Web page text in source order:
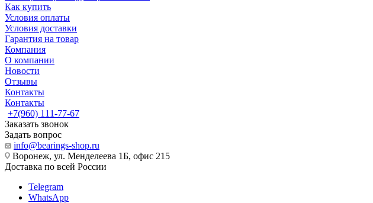
Как купить
Условия оплаты
Условия доставки
Гарантия на товар
Компания
О компании
Новости
Отзывы
Контакты
Контакты
+7(960) 111-77-67
Заказать звонок
Задать вопрос
info@bearings-shop.ru
Воронеж, ул. Менделеева 1Б, офис 215
Доставка по всей России
Telegram
WhatsApp